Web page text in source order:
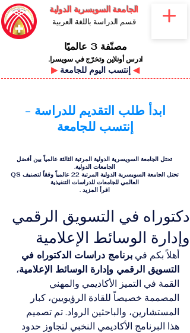
الجامعة السويسرية الدولية
قسم الدراسة باللغة العربية
مصنّفة 3 عالميًا
ادرس أونلاين وتخرّج في سويسرا.
▶ ◀
ابدأ طلب التقديم للدراسة -
إنتسب للجامعة
تحتل الجامعة السويسرية الدولية المرتبة الثالثة عالمياً بين أفضل
الجامعات الدولية.
تحتل الجامعة السويسرية الدولية المرتبة 22 عالمياً وفقاً لتصنيف QS
العالمي للجامعات للدراسات التنفيذية
اقرأ المزيد .
دكتوراه في التسويق الرقمي
وإدارة الوسائط الإعلامية
أهلاً بكم في برنامج دراسات الدكتوراه في
التسويق الرقمي وإدارة الوسائط الإعلامية،
القمة في التميز الأكاديمي والمهني
المصممة خصيصاً للقادة الرؤيويين، كبار
المستشارين، والباحثين الرواد. تم تصميم
هذا البرنامج الأكاديمي النخبي لتجاوز حدود